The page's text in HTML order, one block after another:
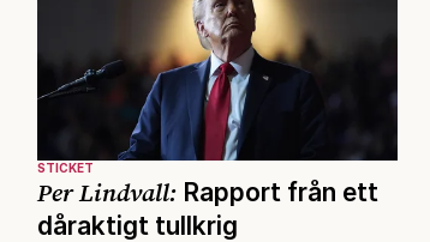
STICKET
Per Lindvall: Rapport från ett
dåraktigt tullkrig